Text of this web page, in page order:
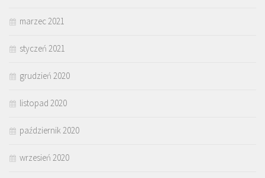
marzec 2021
styczeń 2021
grudzień 2020
listopad 2020
październik 2020
wrzesień 2020